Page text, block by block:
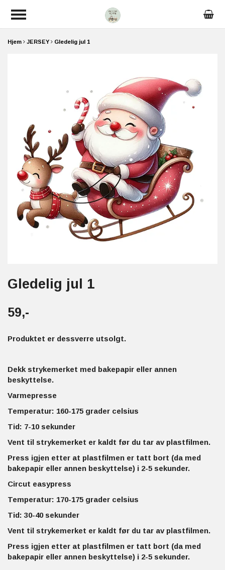
Hjem JERSEY Gledelig jul 1
Gledelig jul 1
59,-
Produktet er dessverre utsolgt.
Dekk strykemerket med bakepapir eller annen
beskyttelse.
Varmepresse
Temperatur: 160-175 grader celsius
Tid: 7-10 sekunder
Vent til strykemerket er kaldt før du tar av plastfilmen.
Press igjen etter at plastfilmen er tatt bort (da med
bakepapir eller annen beskyttelse) i 2-5 sekunder.
Circut easypress
Temperatur: 170-175 grader celsius
Tid: 30-40 sekunder
Vent til strykemerket er kaldt før du tar av plastfilmen.
Press igjen etter at plastfilmen er tatt bort (da med
bakepapir eller annen beskyttelse) i 2-5 sekunder.